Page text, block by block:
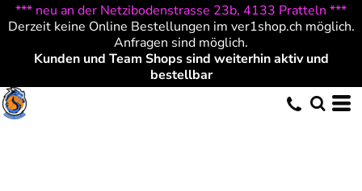
*** neu an der Netzibodenstrasse 23b, 4133 Pratteln ***
Derzeit keine Online Bestellungen im ver1shop.ch möglich.
Anfragen sind möglich.
Kunden und Team Shops sind weiterhin aktiv und
bestellbar